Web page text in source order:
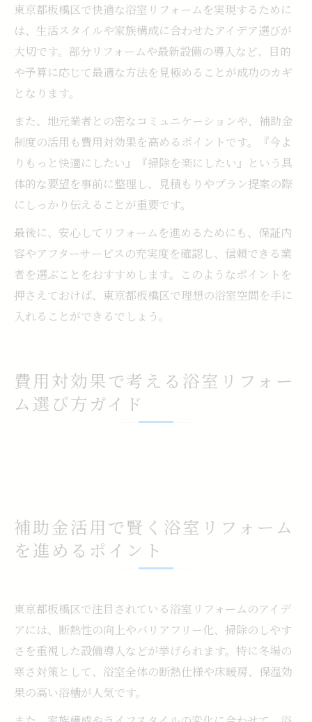
東京都板橋区で快適な浴室リフォームを実現するために
は、生活スタイルや家族構成に合わせたアイデア選びが
大切です。部分リフォームや最新設備の導入など、目的
や予算に応じて最適な方法を見極めることが成功のカギ
となります。
また、地元業者との密なコミュニケーションや、補助金
制度の活用も費用対効果を高めるポイントです。『今よ
りもっと快適にしたい』『掃除を楽にしたい』という具
体的な要望を事前に整理し、見積もりやプラン提案の際
にしっかり伝えることが重要です。
最後に、安心してリフォームを進めるためにも、保証内
容やアフターサービスの充実度を確認し、信頼できる業
者を選ぶことをおすすめします。このようなポイントを
押さえておけば、東京都板橋区で理想の浴室空間を手に
入れることができるでしょう。
費用対効果で考える浴室リフォー
ム選び方ガイド
補助金活用で賢く浴室リフォーム
を進めるポイント
東京都板橋区で注目されている浴室リフォームのアイデ
アには、断熱性の向上やバリアフリー化、掃除のしやす
さを重視した設備導入などが挙げられます。特に冬場の
寒さ対策として、浴室全体の断熱仕様や床暖房、保温効
果の高い浴槽が人気です。